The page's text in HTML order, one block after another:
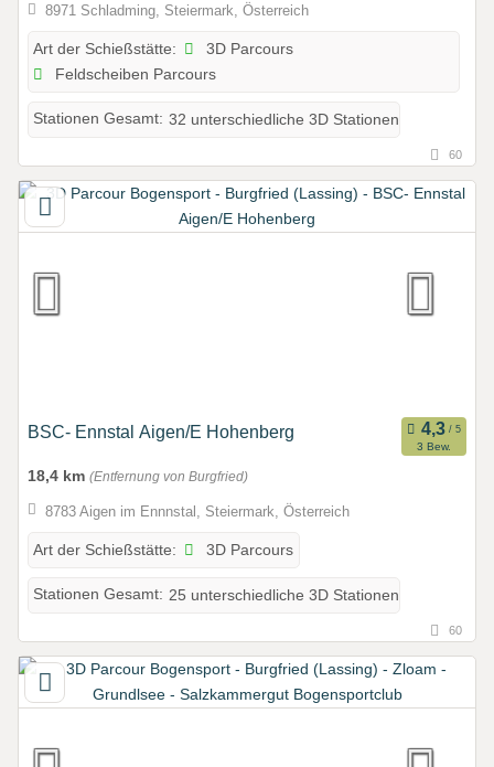
8971 Schladming, Steiermark, Österreich
Art der Schießstätte:
3D Parcours
Feldscheiben Parcours
Stationen Gesamt: 32 unterschiedliche 3D Stationen
60
BSC- Ennstal Aigen/E Hohenberg
3 Bew.
18,4 km (Entfernung von Burgfried)
8783 Aigen im Ennnstal, Steiermark, Österreich
Art der Schießstätte: 3D Parcours
Stationen Gesamt: 25 unterschiedliche 3D Stationen
60